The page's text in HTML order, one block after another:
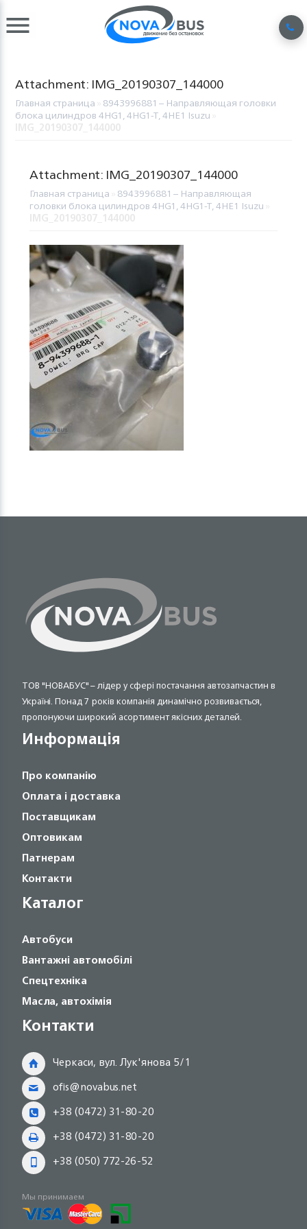
Attachment: IMG_20190307_144000
Главная страница 8943996881 – Направляющая головки
блока цилиндров 4HG1, 4HG1-T, 4HE1 Isuzu
Attachment: IMG_20190307_144000
Главная страница 8943996881 – Направляющая
головки блока цилиндров 4HG1, 4HG1-T, 4HE1 Isuzu
ТОВ "НОВАБУС" – лідер у сфері постачання автозапчастин в
Україні. Понад 7 років компанія динамічно розвивається,
пропонуючи широкий асортимент якісних деталей.
Информація
Про компанію
Оплата і доставка
Поставщикам
Оптовикам
Патнерам
Контакти
Каталог
Автобуси
Вантажні автомобілі
Спецтехніка
Масла, автохімія
Контакти
Черкаси, вул. Лук'янова 5/1
ofis@novabus.net
+38 (0472) 31-80-20
+38 (0472) 31-80-20
+38 (050) 772-26-52
Мы принимаем